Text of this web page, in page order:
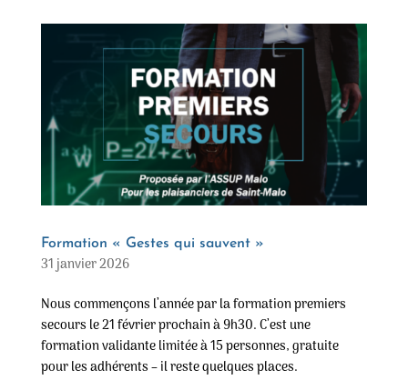
Formation « Gestes qui sauvent »
31 janvier 2026
Nous commençons l’année par la formation premiers
secours le 21 février prochain à 9h30. C’est une
formation validante limitée à 15 personnes, gratuite
pour les adhérents – il reste quelques places.